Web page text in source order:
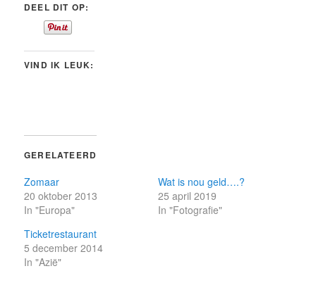
DEEL DIT OP:
VIND IK LEUK:
GERELATEERD
Zomaar
20 oktober 2013
In "Europa"
Wat is nou geld….?
25 april 2019
In "Fotografie"
Ticketrestaurant
5 december 2014
In "Azië"